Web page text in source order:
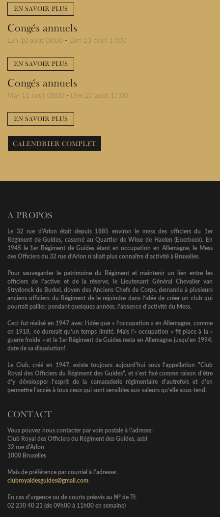
EN SAVOIR PLUS
Congés annuels
Lun 10 août 08:00 - Dim 23 août 17:00
EN SAVOIR PLUS
Congés annuels
Mar 11 août 08:00 - Dim 23 août 17:00
EN SAVOIR PLUS
CALENDRIER COMPLET
A PROPOS
Le 32 rue d'Arlon était depuis 1885 environ le mess des officiers du 1er
Régiment de Guides, caserné au Quartier de Witte de Haelen (Etterbeek). En
1945 le 1er Régiment de Guides étant en occupation en Allemagne, le Mess
des Officiers du 32 rue d’Arlon n'allait plus connaître d’activité à Bruxelles.
Pour sauvegarder le patrimoine du Régiment et maintenir un lien entre les
officiers de l'active et de la réserve, le Lieutenant Général Chevalier van
Strydonck de Burkel, doyen des Anciens Chefs de Corps, demanda à plusieurs
anciens officiers du Régiment de le rejoindre dans l’idée de créer un club qui
pourrait pallier, pendant quelques années, l’absence d’activité du Mess.
Ceci fut réalisé en 1947 avec l’idée que « l’occupation » en Allemagne, comme
en 1918, ne durerait qu’un temps limité. Mais l’« occupation » fit place à la «
guerre froide » et le 1er Régiment de Guides resta en Allemagne jusqu'en 1994,
date de sa dissolution!
Le Club, créé en 1947, existe toujours aujourd'hui sous l'appellation "Club
Royal des Officiers du Régiment des Guides", et s'est fixé comme raison d'être
d'y développer l'esprit de la camaraderie régimentaire d'autrefois et d'en
permettre l'accès à tous ceux qui sont sensibles aux valeurs qu’elle sous-tend.
CONTACT
Vous pouvez nous contacter par voie postale à l'adresse:
Club Royal des Officiers du Régiment des Guides, asbl
32 rue d'Arlon
1000 Bruxelles
Mais de préférence par courriel à l'adresse:
clubroyaldesguides@gmail.com
En cas d'urgence ou de courts préavis au N° de Tf:
02 230 40 21 (de 09h00 à 11h00 en semaine)